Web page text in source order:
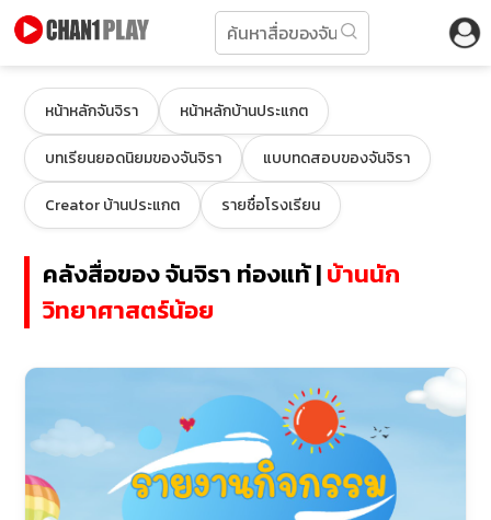
หน้าหลักจันจิรา หน้าหลักบ้านประแกต
บทเรียนยอดนิยมของจันจิรา แบบทดสอบของจันจิรา
Creator บ้านประแกต รายชื่อโรงเรียน
คลังสื่อของ จันจิรา ท่องแท้ |บ้านนัก
วิทยาศาสตร์น้อย